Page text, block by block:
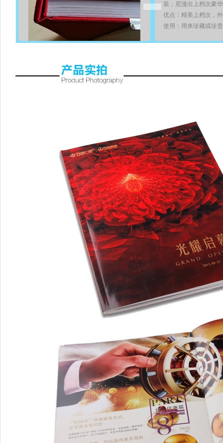
装，尼漫出上档次豪
优点：精美上档次，
使用：用来珍藏或珍